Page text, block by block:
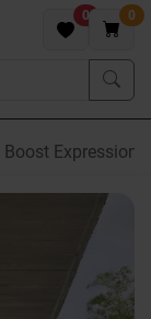
0 0
Boost Expression